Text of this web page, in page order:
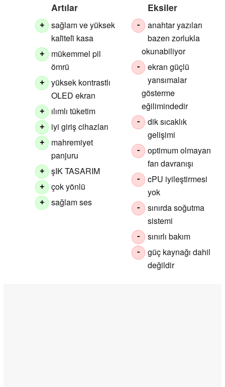
Artılar
+
sağlam ve yüksek
kali̇teli̇ kasa
+
mükemmel pil
ömrü
+
yüksek kontrastlı
OLED ekran
+ ılımlı tüketim
+ iyi giriş cihazları
+
mahremiyet
panjuru
+ şIK TASARIM
+ çok yönlü
+ sağlam ses
Eksiler
-
anahtar yazıları
bazen zorlukla
okunabiliyor
-
ekran güçlü
yansımalar
gösterme
eğilimindedir
-
dik sıcaklık
gelişimi
-
optimum olmayan
fan davranışı
-
cPU iyileştirmesi
yok
-
sınırda soğutma
sistemi
- sınırlı bakım
-
güç kaynağı dahil
değildir